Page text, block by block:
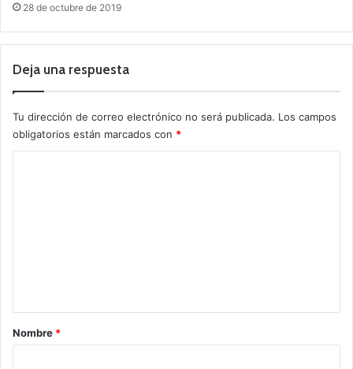
28 de octubre de 2019
Deja una respuesta
Tu dirección de correo electrónico no será publicada. Los campos
obligatorios están marcados con *
rNombre *